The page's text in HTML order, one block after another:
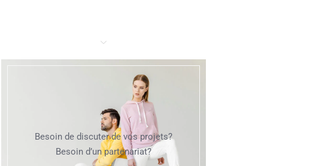
Besoin de discuter de vos projets?
Besoin d’un partenariat?